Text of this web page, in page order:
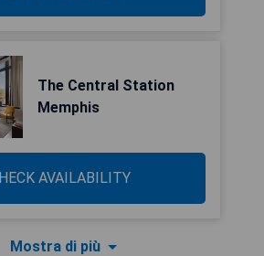
The Central Station
Memphis
AVAILABILITY
Mostra di più